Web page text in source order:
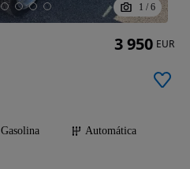
1 / 6
Gasolina
Automática
3 950 EUR